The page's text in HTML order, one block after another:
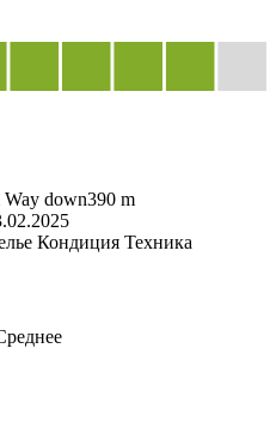
Way down390 m
Кондиция Техника